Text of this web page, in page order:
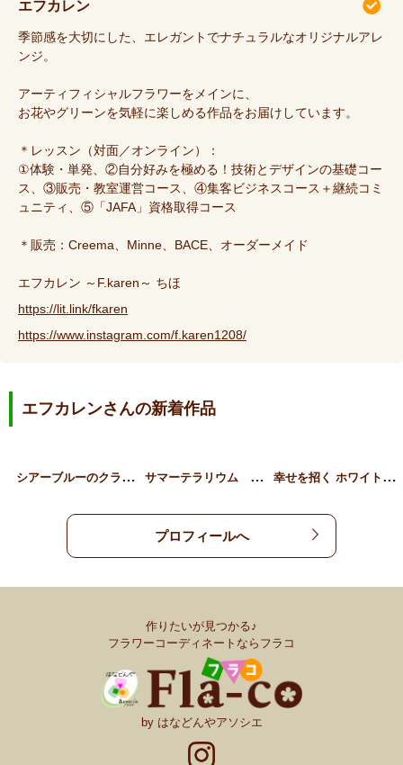
エフカレン
季節感を大切にした、エレガントでナチュラルなオリジナルアレ
ンジ。
アーティフィシャルフラワーをメインに、
お花やグリーンを気軽に楽しめる作品をお届けしています。
＊レッスン（対面／オンライン）：
①体験・単発、②自分好みを極める！技術とデザインの基礎コー
ス、③販売・教室運営コース、④集客ビジネスコース＋継続コミ
ュニティ、⑤「JAFA」資格取得コース
＊販売：Creema、Minne、BACE、オーダーメイド
エフカレン ～F.karen～ ちほ
https://lit.link/fkaren
https://www.instagram.com/f.karen1208/
エフカレンさんの新着作品
シ
アーブルーのクラッチブー… サ
マーテラリウム ～ ポト… 幸
せを招く ホワイトグリー…
プロフィールへ
作りたいが見つかる♪
フラワーコーディネートならフラコ
by はなどんやアソシエ